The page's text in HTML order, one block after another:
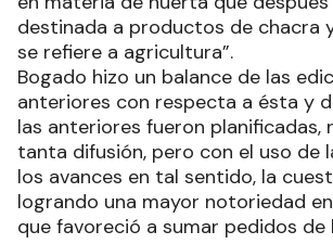
destinada a productos de chacra
se refiere a agricultura”.
Bogado hizo un balance de las
anteriores con respecta a ésta y
las anteriores fueron planificadas,
tanta difusión, pero con el uso de
los avances en tal sentido, la
logrando una mayor notoriedad
que favoreció a sumar pedidos